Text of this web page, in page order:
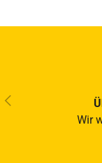
VORHERIGE
Wir